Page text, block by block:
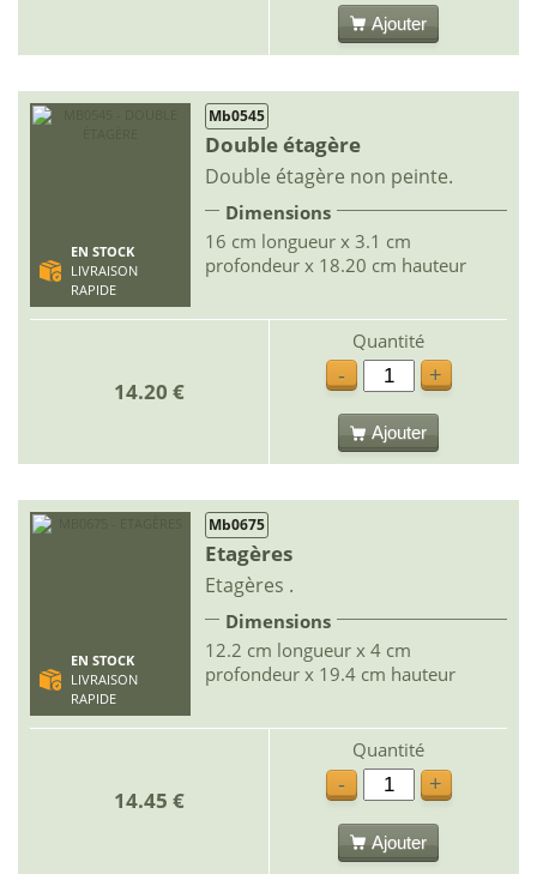
Ajouter
EN STOCK
LIVRAISON
RAPIDE
Mb0545
Double étagère
Double étagère non peinte.
Dimensions
16 cm longueur x 3.1 cm
profondeur x 18.20 cm hauteur
14.20 €
Quantité
-
+
Ajouter
EN STOCK
LIVRAISON
RAPIDE
Mb0675
Etagères
Etagères .
Dimensions
12.2 cm longueur x 4 cm
profondeur x 19.4 cm hauteur
14.45 €
Quantité
-
+
Ajouter